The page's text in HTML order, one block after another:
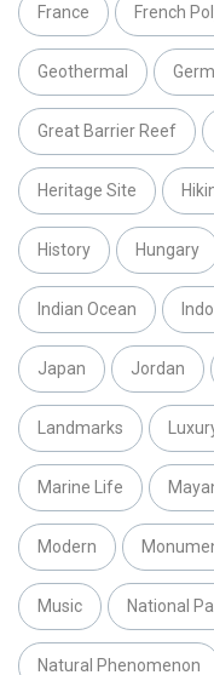
France French
Geothermal
Great Barrier Reef
Heritage Site
History Hungary
Indian Ocean
Japan Jordan
Landmarks
Marine Life
Modern
Music National
Natural Phenomenon